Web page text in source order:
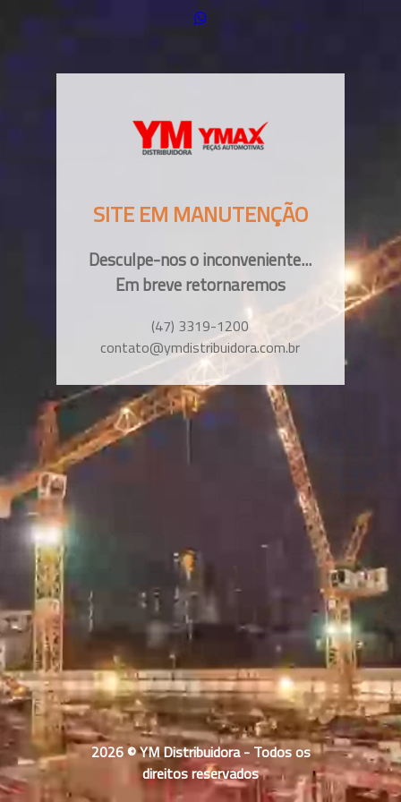
SITE EM MANUTENÇÃO
Desculpe-nos o inconveniente...
Em breve retornaremos
(47) 3319-1200
contato@ymdistribuidora.com.br
2026 © YM Distribuidora - Todos os
direitos reservados